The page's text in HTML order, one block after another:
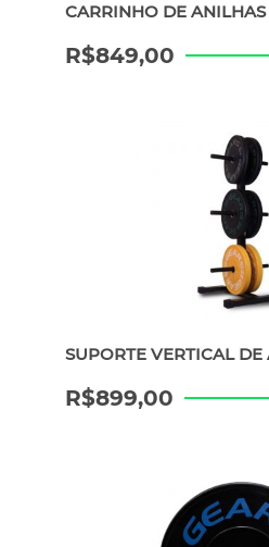
CARRINHO DE ANILHAS
R$849,00
SUPORTE VERTICAL DE
R$899,00